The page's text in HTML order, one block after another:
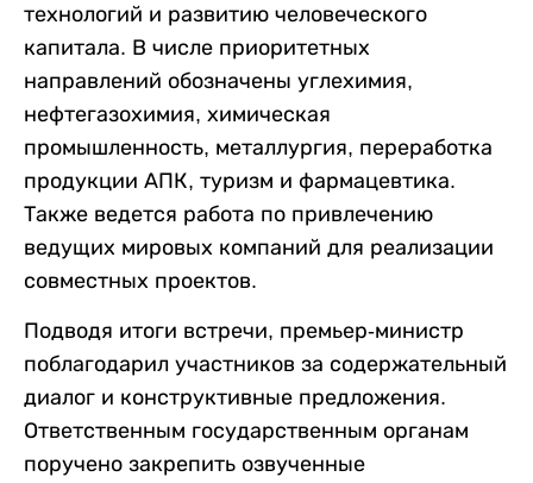
технологий и развитию человеческого
капитала. В числе приоритетных
направлений обозначены углехимия,
нефтегазохимия, химическая
промышленность, металлургия, переработка
продукции АПК, туризм и фармацевтика.
Также ведется работа по привлечению
ведущих мировых компаний для реализации
совместных проектов.
Подводя итоги встречи, премьер-министр
поблагодарил участников за содержательный
диалог и конструктивные предложения.
Ответственным государственным органам
поручено закрепить озвученные